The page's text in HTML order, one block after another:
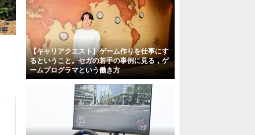
【キャリアクエスト】ゲーム作りを仕事にす
るということ。セガの若手の事例に見る，ゲ
ームプログラマという働き方